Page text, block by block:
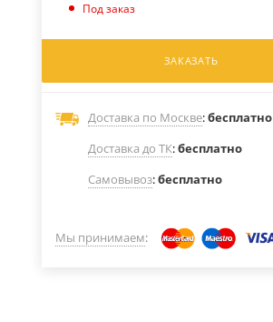
Под заказ
ЗАКАЗАТЬ
Доставка по Москве:бесплатно
Доставка до ТК:бесплатно
Самовывоз:бесплатно
Мы принимаем: